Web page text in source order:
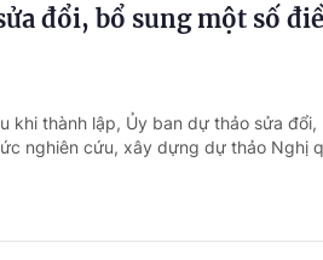
đổi, bổ sung một số
khi thành lập, Ủy ban dự thảo sửa
nghiên cứu, xây dựng dự thảo Nghị